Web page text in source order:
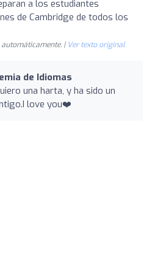
a los estudiantes
de Cambridge de todos los
| Ver texto original
de Idiomas
una harta, y ha sido un
love you❤️